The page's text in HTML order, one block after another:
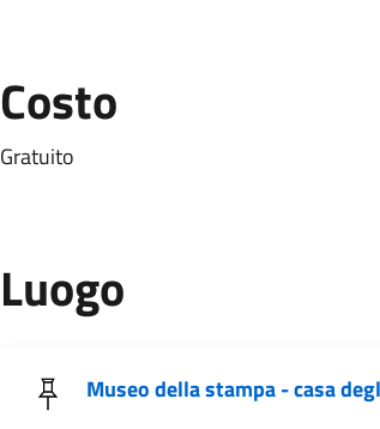
Costo
Gratuito
Luogo
Museo della stampa - casa